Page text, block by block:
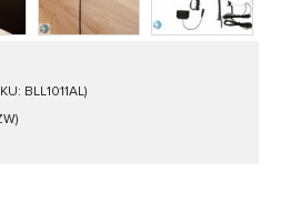
BLL1011AL)